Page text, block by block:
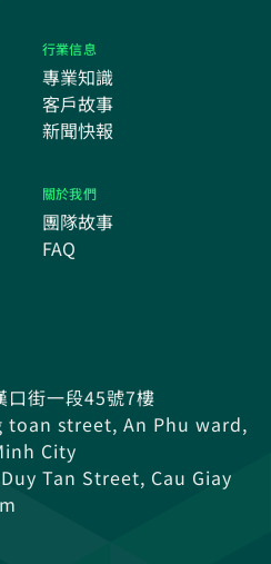
行業信息
專業知識
客戶故事
新聞快報
關於我們
團隊故事
FAQ
口街一段45號7樓
toan street, An Phu ward,
City
Tan Street, Cau Giay